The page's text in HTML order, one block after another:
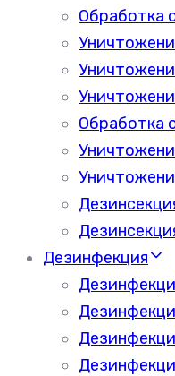
Обработка
Обработка
Дезинфекция